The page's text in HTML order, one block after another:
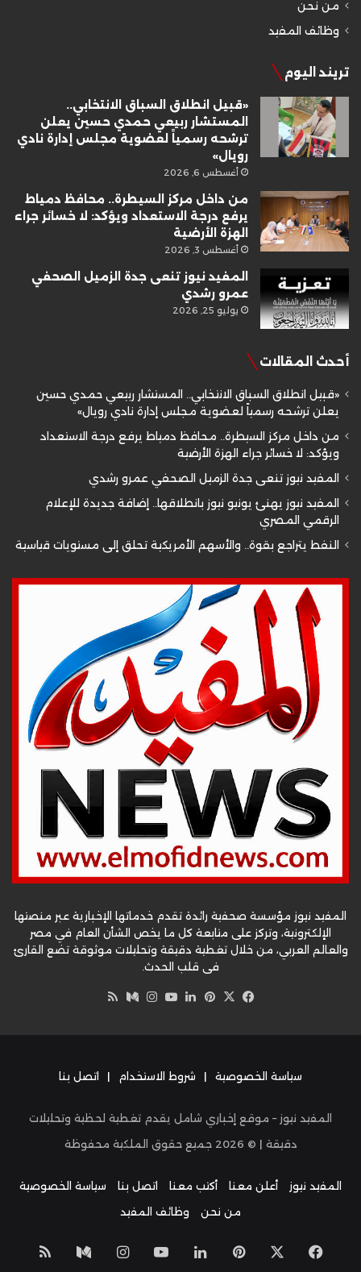
من نحن
وظائف المفيد
تريند اليوم
«قبيل انطلاق السباق الانتخابي..
المستشار ربيعي حمدي حسين يعلن
ترشحه رسمياً لعضوية مجلس إدارة نادي
رويال»
أغسطس 6, 2026
من داخل مركز السيطرة.. محافظ دمياط
يرفع درجة الاستعداد ويؤكد: لا خسائر جراء
الهزة الأرضية
أغسطس 3, 2026
المفيد نيوز تنعى جدة الزميل الصحفي
عمرو رشدي
يوليو 25, 2026
أحدث المقالات
«قبيل انطلاق السباق الانتخابي.. المستشار ربيعي حمدي حسين
يعلن ترشحه رسمياً لعضوية مجلس إدارة نادي رويال»
من داخل مركز السيطرة.. محافظ دمياط يرفع درجة الاستعداد
ويؤكد: لا خسائر جراء الهزة الأرضية
المفيد نيوز تنعى جدة الزميل الصحفي عمرو رشدي
المفيد نيوز يهنئ يونيو نيوز بانطلاقها.. إضافة جديدة للإعلام
الرقمي المصري
النفط يتراجع بقوة.. والأسهم الأمريكية تحلق إلى مستويات قياسية
المفيد نيوز مؤسسة صحفية رائدة تقدم خدماتها الإخبارية عبر منصتها
الإلكترونية، وتركز على متابعة كل ما يخص الشأن العام في مصر
والعالم العربي، من خلال تغطية دقيقة وتحليلات موثوقة تضع القارئ
في قلب الحدث.
فيسبوك
‫X بينتيريست
لينكدإن‫YouTube
انستقرام
وسط
سياسة الخصوصية | شروط الاستخدام | اتصل بنا
المفيد نيوز – موقع إخباري شامل يقدم تغطية لحظية وتحليلات
دقيقة | © 2026 جميع حقوق الملكية محفوظة
المفيد نيوز أعلن معنا أكتب معنا اتصل بنا
سياسة الخصوصية
من نحن
وظائف المفيد
فيسبوك بينتيريست
لينكدإن‫YouTube
انستقراموسط